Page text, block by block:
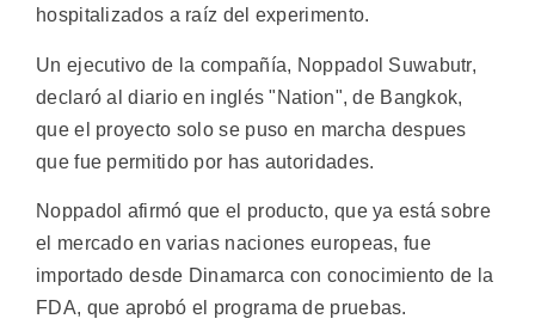
hospitalizados a raíz del experimento.
Un ejecutivo de la compañía, Noppadol Suwabutr,
declaró al diario en inglés "Nation", de Bangkok,
que el proyecto solo se puso en marcha despues
que fue permitido por has autoridades.
Noppadol afirmó que el producto, que ya está sobre
el mercado en varias naciones europeas, fue
importado desde Dinamarca con conocimiento de la
FDA, que aprobó el programa de pruebas.